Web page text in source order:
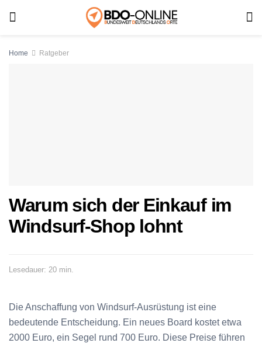
Home Ratgeber
Warum sich der Einkauf im
Windsurf-Shop lohnt
Lesedauer: 20 min.
Die Anschaffung von Windsurf-Ausrüstung ist eine
bedeutende Entscheidung. Ein neues Board kostet etwa
2000 Euro, ein Segel rund 700 Euro. Diese Preise führen